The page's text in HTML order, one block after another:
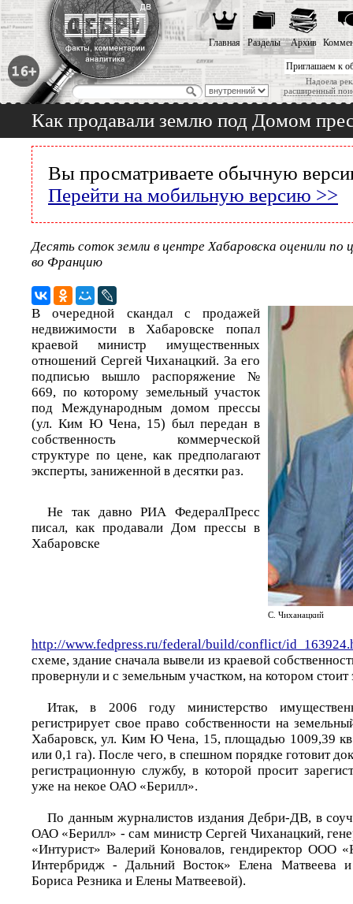
Приглашаем к
Надоела
расширенный
Главная Разделы Архив
Как продавали землю под Домом
Вы просматриваете обычную
Перейти на мобильную версию >>
Десять соток земли в центре Хабаровска оценили по
во Францию
С. Чиханацкий
В очередной скандал с продажей
недвижимости в Хабаровске попал
краевой министр имущественных
отношений Сергей Чиханацкий. За его
подписью вышло распоряжение №
669, по которому земельный участок
под Международным домом прессы
(ул. Ким Ю Чена, 15) был передан в
собственность коммерческой
структуре по цене, как предполагают
эксперты, заниженной в десятки раз.
Не так давно РИА ФедералПресс
писал, как продавали Дом прессы в
Хабаровске
http://www.fedpress.ru/federal/build/conflict/
схеме, здание сначала вывели из краевой
провернули и с земельным участком, на котором стоит
Итак, в 2006 году министерство
регистрирует свое право собственности на
Хабаровск, ул. Ким Ю Чена, 15, площадью 1009,39
или 0,1 га). После чего, в спешном порядке готовит
регистрационную службу, в которой просит
уже на некое ОАО «Берилл».
По данным журналистов издания Дебри-ДВ, в
ОАО «Берилл» - сам министр Сергей Чиханацкий,
«Интурист» Валерий Коновалов, гендиректор ООО
Интербридж - Дальний Восток» Елена Матвеева
Бориса Резника и Елены Матвеевой).